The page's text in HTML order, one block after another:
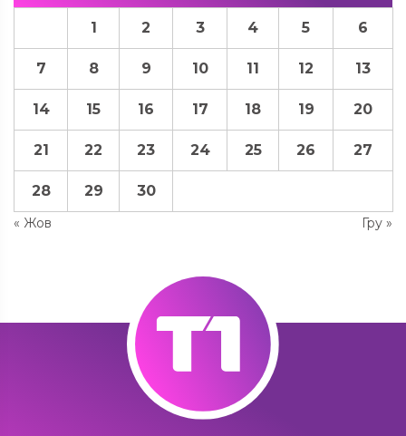
« Жов Гру »
1 2 3 4 5 6
7 8 9 10 11 12 13
14 15 16 17 18 19 20
21 22 23 24 25 26 27
28 29 30